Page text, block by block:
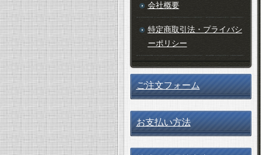
会社概要
特定商取引法・プライバシ
ーポリシー
ご注文フォーム
お支払い方法